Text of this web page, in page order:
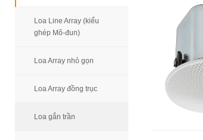
Loa Line Array (kiểu
ghép Mô-đun)
Loa Array nhỏ gọn
Loa Array đồng trục
Loa gắn trần